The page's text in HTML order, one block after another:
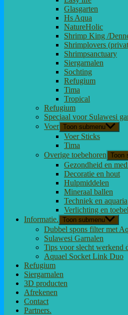
Glasgarten
Hs Aqua
NatureHolic
Shrimp King /
Shrimplovers
Shrimpsanctuary
Siergarnalen
Sochting
Refugium
Tima
Tropical
Refugium
Speciaal voor Sulawesi
Voer Toon submenu
Voer Sticks
Tima
Overige toebehoren Toon
Gezondheid en
Decoratie en hout
Hulpmiddelen
Mineraal ballen
Techniek en aquaria
Verlichting en
Informatie. Toon submenu
Dubbel spons filter met
Sulawesi Garnalen
Tips voor slecht werkend
Aquael Socket Link Duo
Refugium
Siergarnalen
3D producten
Afrekenen
Contact
Partners.